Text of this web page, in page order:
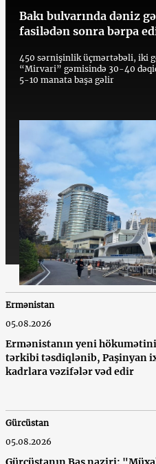
Bakı bulvarında dəniz
fasilədən sonra bərpa
450 sərnişinlik üçmərtəbəli, iki
“Mirvari” gəmisində 30-40
5-10 manata başa gəlir
Ermənistan
05.08.2026
Ermənistanın yeni
tərkibi təsdiqlənib, Paşinyan
kadrlara vəzifələr vəd edir
Gürcüstan
05.08.2026